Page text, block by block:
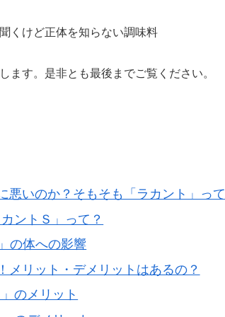
くけど正体を知らない調味料
ます。是非とも最後までご覧ください。
悪いのか？そもそも「ラカント」っ
ントＳ」って？
の体への影響
メリット・デメリットはあるの？
のメリット